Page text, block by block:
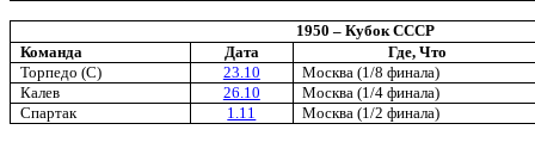
1950 – Кубок СССР
Команда
Дата
Где, Что
Торпедо (С)
23.10
Москва (1/8 финала)
Калев
26.10 Москва (1/4 финала)
Спартак
1.11 Москва (1/2 финала)